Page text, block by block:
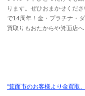
ります。ぜひおまかせくだ
で14周年！金・プラチナ・
買取りもおたからや箕面店へ
“箕面市のお客様より金買取